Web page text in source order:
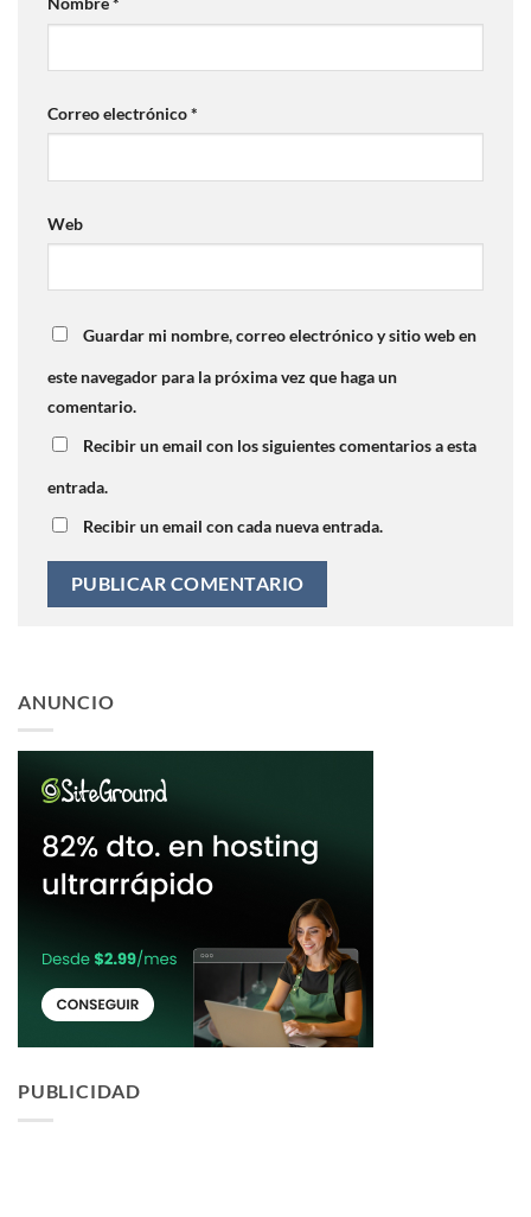
Correo electrónico*
Web
Guardar mi nombre, correo electrónico y sitio web en
este navegador para la próxima vez que haga un
comentario.
Recibir un email con los siguientes comentarios a esta
entrada.
Recibir un email con cada nueva entrada.
ANUNCIO
PUBLICIDAD